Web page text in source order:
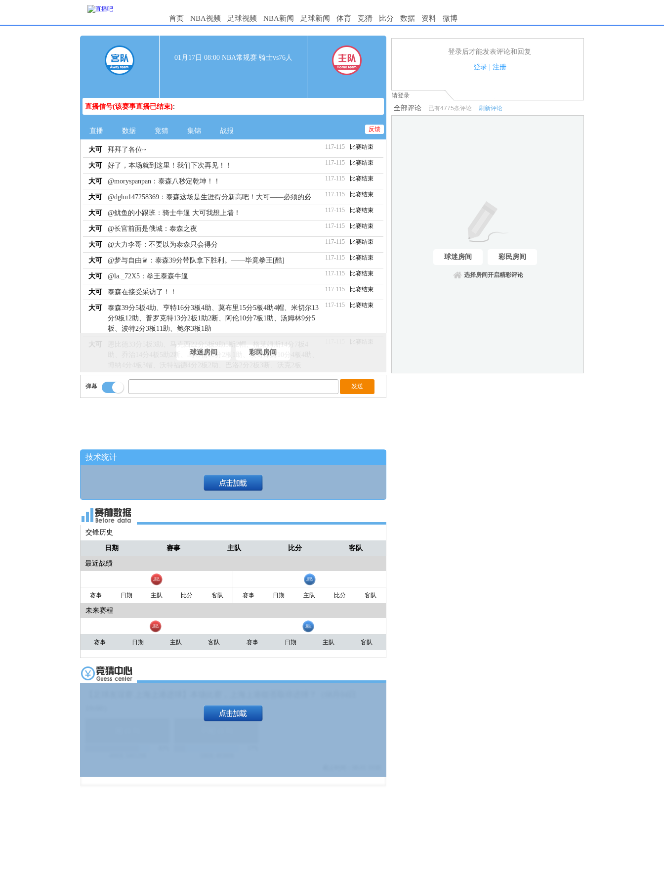
首页 NBA视频 足球视频 NBA新闻 足球新闻 体育 竞猜 比分 数据 资料 微博
01月17日 08:00 NBA常规赛 骑士vs76人
直播信号(该赛事直播已结束):
直播 数据 竞猜 集锦 战报 反馈
大可 拜拜了各位~ 117-115 比赛结束
大可 好了，本场就到这里！我们下次再见！！ 117-115 比赛结束
大可 @moryspanpan：泰森八秒定乾坤！！ 117-115 比赛结束
大可 @dghu147258369：泰森这场是生涯得分新高吧！大可——必须的必 117-115 比赛结束
大可 @鱿鱼的小跟班：骑士牛逼 大可我想上墙！ 117-115 比赛结束
大可 @长官前面是俄城：泰森之夜 117-115 比赛结束
大可 @大力李哥：不要以为泰森只会得分 117-115 比赛结束
大可 @梦与自由♛：泰森39分带队拿下胜利。——毕竟拳王[酷] 117-115 比赛结束
大可 @la._72X5：拳王泰森牛逼 117-115 比赛结束
大可 泰森在接受采访了！！ 117-115 比赛结束
大可
泰森39分5板4助、亨特16分3板4助、莫布里15分5板4助4帽、米切尔13
分9板12助、普罗克特13分2板1助2断、阿伦10分7板1助、汤姆林9分5
板、波特2分3板11助、鲍尔3板1助
117-115 比赛结束
大可
恩比德33分5板3助、马克西22分5板9助5断2帽、格莱姆斯14分7板4
助、乔治14分4板5助2断、乌布雷12分2板1助、埃奇库姆10分4板4助、
看看全场数据！！ 117-115 比赛结束
大可 今天泰森也是生涯之夜了！！！ 117-115 比赛结束
球迷房间 彩民房间
弹幕
技术统计
交锋历史
日期 赛事 主队 比分 客队
最近战绩
赛事 日期 主队 比分 客队 赛事 日期 主队 比分 客队
未来赛程
赛事 日期 主队 客队 赛事 日期 主队 客队
登录后才能发表评论和回复
登录| 注册
1.电脑端新用户可以发表评论了！
请登录
全部评论 已有4775条评论 刷新评论
球迷房间 彩民房间
选择房间开启精彩评论